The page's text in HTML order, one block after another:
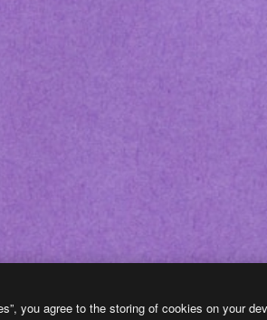
you agree to the storing of cookies on your